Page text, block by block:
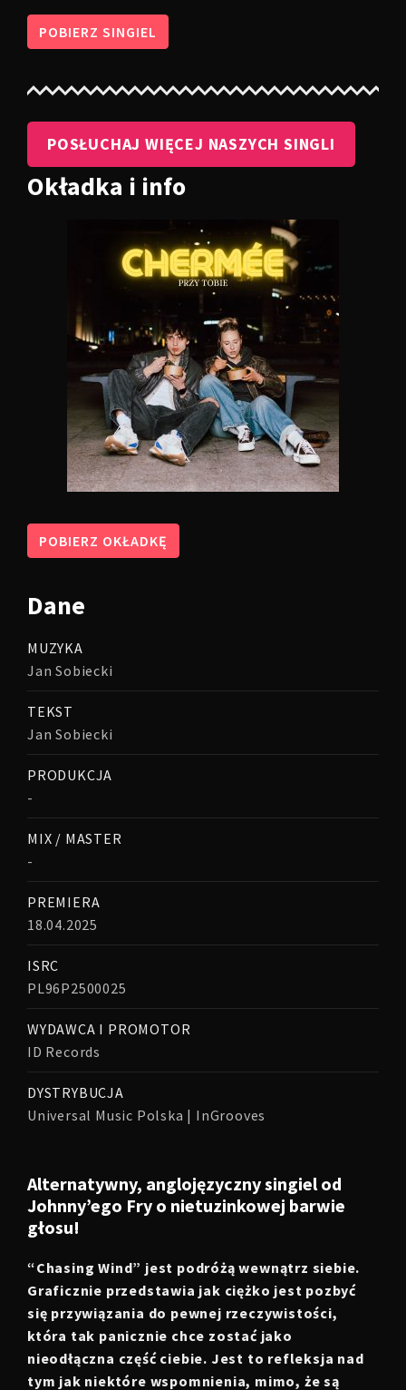
POBIERZ SINGIEL
POSŁUCHAJ WIĘCEJ NASZYCH SINGLI
Okładka i info
POBIERZ OKŁADKĘ
Dane
MUZYKA
Jan Sobiecki
TEKST
Jan Sobiecki
PRODUKCJA
-
MIX / MASTER
-
PREMIERA
18.04.2025
ISRC
PL96P2500025
WYDAWCA I PROMOTOR
ID Records
DYSTRYBUCJA
Universal Music Polska | InGrooves
Alternatywny, anglojęzyczny singiel od
Johnny’ego Fry o nietuzinkowej barwie
głosu!
“Chasing Wind” jest podróżą wewnątrz siebie.
Graficznie przedstawia jak ciężko jest pozbyć
się przywiązania do pewnej rzeczywistości,
która tak panicznie chce zostać jako
nieodłączna część ciebie. Jest to refleksja nad
tym jak niektóre wspomnienia, mimo, że są